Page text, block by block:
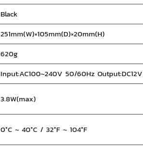
Black
251mm(W)×105mm(D)×20mm(H)
620g
Input:AC100~240V 50/60Hz
3.8W(max)
0°C ~ 40°C / 32°F ~ 104°F